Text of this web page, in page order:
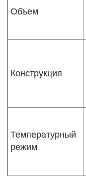
Объем
Конструкция
Температурный
режим